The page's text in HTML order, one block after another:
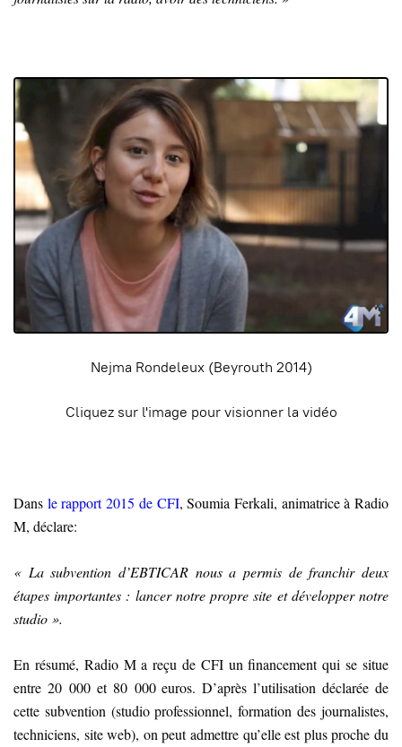
Nejma Rondeleux (Beyrouth 2014)
Cliquez sur l'image pour visionner la vidéo
Dans le rapport 2015 de CFI, Soumia Ferkali, animatrice à Radio
M, déclare:
« La subvention d’EBTICAR nous a permis de franchir deux
étapes importantes : lancer notre propre site et développer notre
studio ».
En résumé, Radio M a reçu de CFI un financement qui se situe
entre 20 000 et 80 000 euros. D’après l’utilisation déclarée de
cette subvention (studio professionnel, formation des journalistes,
techniciens, site web), on peut admettre qu’elle est plus proche du